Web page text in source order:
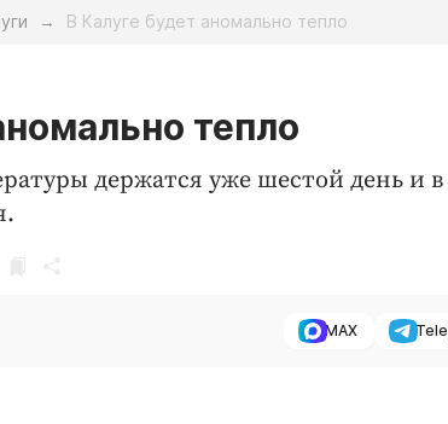
→ В Калуге будет аномально тепло
тепло
держатся уже шестой день и
MAX